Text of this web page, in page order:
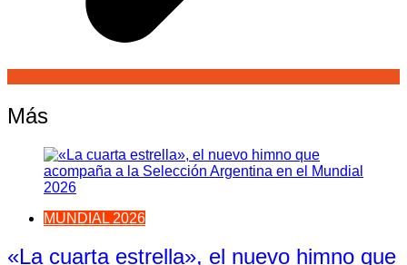
Más
MUNDIAL 2026
«La cuarta estrella», el nuevo himno que